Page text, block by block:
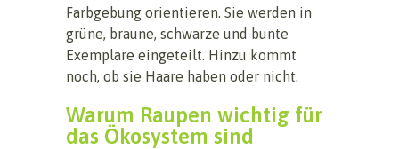
Farbgebung orientieren. Sie werden in
grüne, braune, schwarze und bunte
Exemplare eingeteilt. Hinzu kommt
noch, ob sie Haare haben oder nicht.
Warum Raupen wichtig für
das Ökosystem sind